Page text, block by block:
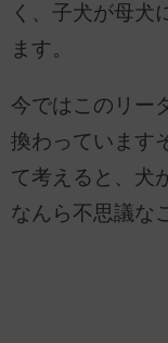
く、子犬が母犬
ます。
今ではこのリー
換わっています
て考えると、犬
なんら不思議な